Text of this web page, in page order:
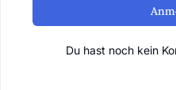
Du hast noch kein